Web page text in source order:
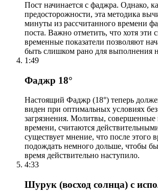
Пост начинается с фаджра. Однако,
предосторожности, эта методика
минуты из рассчитанного времени
поста. Важно отметить, что хотя эти
временные показатели позволяют
быть слишком рано для выполнения
1:49
Фаджр 18°
Настоящий Фаджр (18°) теперь
виден при оптимальных условиях без
загрязнения. Молитвы, совершенные
времени, считаются
существует мнение, что после этого
подождать немного дольше, чтобы
время действительно наступило.
4:33
Шурук (восход солнца) с